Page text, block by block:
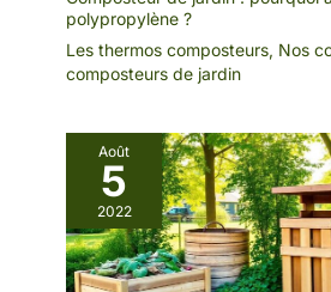
polypropylène ?
Les thermos composteurs, Nos
composteurs de jardin
Août
5
2022